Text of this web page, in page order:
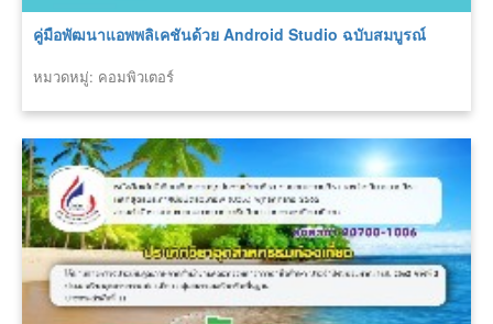
คู่มือพัฒนาแอพพลิเคชันด้วย Android Studio ฉบับสมบูรณ์
หมวดหมู่: คอมพิวเตอร์